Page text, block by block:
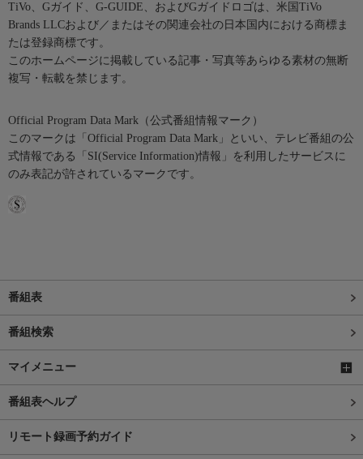
TiVo、Gガイド、G-GUIDE、およびGガイドロゴは、米国TiVo
Brands LLCおよび／またはその関連会社の日本国内における商標ま
たは登録商標です。
このホームページに掲載している記事・写真等あらゆる素材の無断
複写・転載を禁じます。
Official Program Data Mark（公式番組情報マーク）
このマークは「Official Program Data Mark」といい、テレビ番組の公
式情報である「SI(Service Information)情報」を利用したサービスに
のみ表記が許されているマークです。
番組表
番組検索
マイメニュー
番組表ヘルプ
リモート録画予約ガイド